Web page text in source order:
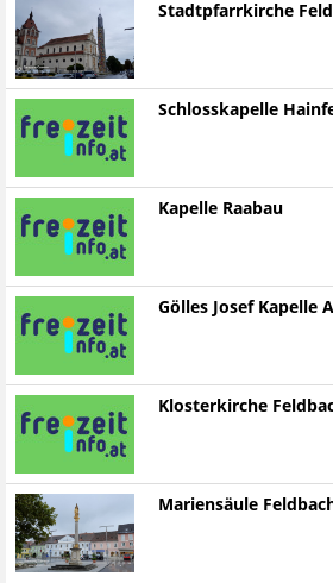
Stadtpfarrkirche
Schlosskapelle
Kapelle Raabau
Gölles Josef Kapelle
Klosterkirche
Mariensäule